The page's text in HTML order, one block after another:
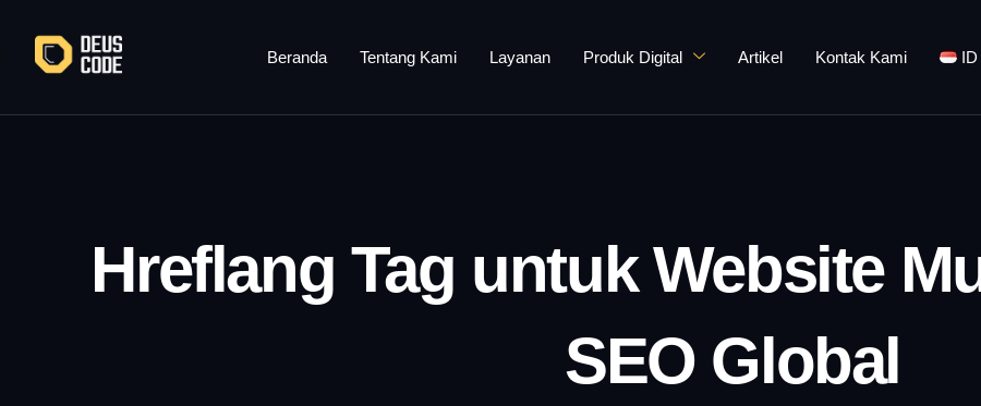
konten
Beranda Tentang Kami Layanan Produk Digital Artikel Kontak Kami ID
Hreflang Tag untuk Website
SEO Global